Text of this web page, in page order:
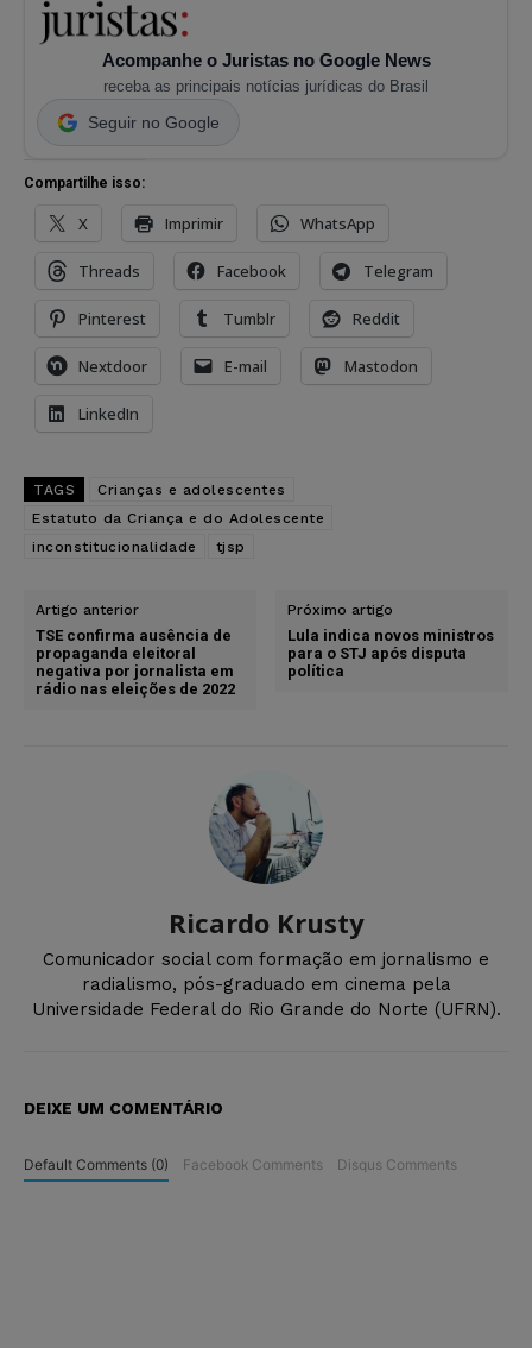
Acompanhe o Juristas no Google News
receba as principais notícias jurídicas do Brasil
Seguir no Google
Compartilhe isso:
X Imprimir WhatsApp
Threads Facebook Telegram
Pinterest Tumblr Reddit
Nextdoor E-mail Mastodon
LinkedIn
TAGS
Crianças e adolescentes
Estatuto da Criança e do Adolescente
inconstitucionalidade
tjsp
Artigo anterior
TSE confirma ausência de
propaganda eleitoral
negativa por jornalista em
rádio nas eleições de 2022
Próximo artigo
Lula indica novos ministros
para o STJ após disputa
política
Ricardo Krusty
Comunicador social com formação em jornalismo e
radialismo, pós-graduado em cinema pela
Universidade Federal do Rio Grande do Norte (UFRN).
DEIXE UM COMENTÁRIO
Default Comments (0) Facebook Comments Disqus Comments